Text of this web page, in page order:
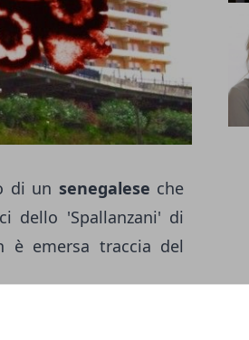
di un senegalese che
dello 'Spallanzani' di
è emersa traccia del
senegalese si era